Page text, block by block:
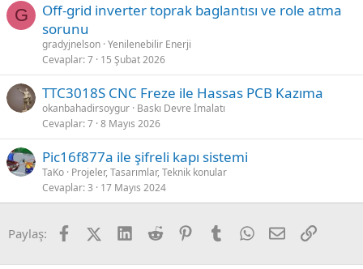
G
Off-grid inverter toprak baglantısı ve role atma
sorunu
gradyjnelson Yenilenebilir Enerji
Cevaplar 7 15 Şubat 2026
TTC3018S CNC Freze ile Hassas PCB Kazıma
okanbahadirsoygur Baskı Devre İmalatı
Cevaplar 7 8 Mayıs 2026
Pic16f877a ile şifreli kapı sistemi
TaKo Projeler, Tasarımlar, Teknik konular
Cevaplar 3 17 Mayıs 2024
Paylaş: FacebookX (Twitter)
LinkedIn
Reddit PinterestTumblrWhatsApp
E-postaLink